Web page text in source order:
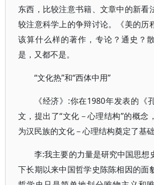
东西，比较注意书籍、文章中的新看
较注意科学上的争辩讨论。《美的历
该算什么样的著作，专论？通史？
是，又都不是。
“文化热”和“西体中用”
《经济》:你在1980年发表的《
文，提出了“文化－心理结构”的概念
为汉民族的文化－心理结构奠定了基础
李:我主要的力量是研究中国思想
下长期以来中国哲学史陈陈相因的面